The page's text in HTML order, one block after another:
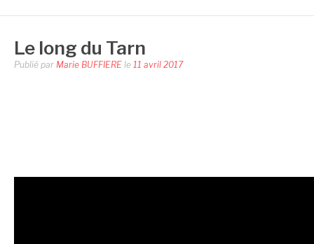
Le long du Tarn
Publié par Marie BUFFIERE le 11 avril 2017